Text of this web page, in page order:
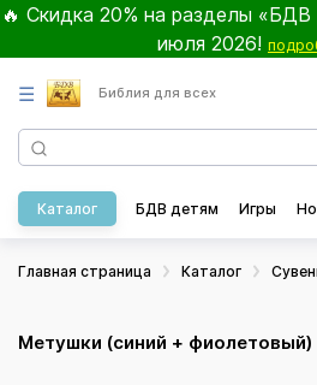
🔥 Скидка 20% на разделы
июля 2026!
☰ Библия для всех
Каталог БДВ детям Игры
Главная страница Каталог
Метушки (синий + фиолетовый)